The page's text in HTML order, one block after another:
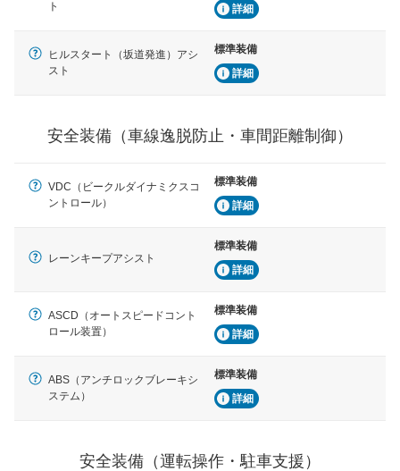
安全な車間距離を保ちながら前車を追従するアダプティ
ブ・クルーズ・コントロールなどが装備されています。
運転・駐車支援
駐車をスムーズに行うためにインテリジェンスパーキン
グ・アシストやサイドブラインドモニターなどが装備さ
衝撃軽減
ルトなどが装備されています。
ト 詳細
ヒルスタート（坂道発進）アシ
スト
標準装備
詳細
安全装備（車線逸脱防止・車間距離制御）
VDC（ビークルダイナミクスコ
ントロール）
標準装備
詳細
レーンキープアシスト
標準装備
詳細
ASCD（オートスピードコント
ロール装置）
標準装備
詳細
ABS（アンチロックブレーキシ
ステム）
標準装備
詳細
安全装備（運転操作・駐車支援）